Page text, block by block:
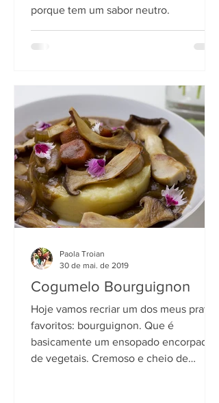
porque tem um sabor neutro.
Cogumelo Bourguignon
Hoje vamos recriar um dos meus pratos
favoritos: bourguignon. Que é
basicamente um ensopado encorpado
de vegetais. Cremoso e cheio de
Paola Troian
30 de mai. de 2019